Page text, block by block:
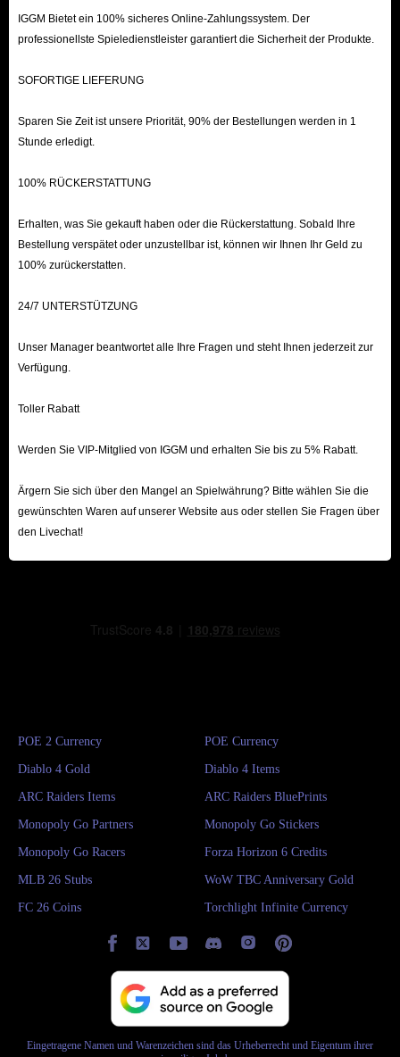
eintauchen möchten, sind diese Accounts die perfekte
Wahl.
Windrose Boosting – Der „Full Carry“-Service:
Deine ultimative Abkürzung
Als Survival-Adventure-Spiel wirkt sich in Windrose jede
deiner Entscheidungen auf deine Überlebenschancen auf
auf deine Ziele hinarbeiten; andernfalls läufst du Gefahr,
dem nächsten Boss zum Opfer zu fallen, der nur darauf
möchtest, in einer endlosen Schleife aus repetitivem
für Windrose-Boosting die ultimative Lösung.
Die Windrose-Boosting-Dienste von IGGM sind darauf
gleich, ob du vor einer scheinbar unüberwindbaren Hürde
ausgerüsteten Charakter und einer kompetenten Crew in
die tiefgründigeren Inhalte des Endspiels eintauchen
14. April 2026 in den Early Access startete. Das Spiel
verbindet nahtlos PvE-Kämpfe, Basisbau und maritime
Erkundungselemente. Die Spieler müssen riesige,
und Quests stecken. Dein Ziel: Stelle deine Crew
zusammen, befehlige dein Schiff und plündere die stillen
Schätze, die auf dich warten!
IGGM Bietet ein 100% sicheres Online-Zahlungssystem. Der
professionellste Spieledienstleister garantiert die Sicherheit der Produkte.
SOFORTIGE LIEFERUNG
Sparen Sie Zeit ist unsere Priorität, 90% der Bestellungen werden in 1
Stunde erledigt.
100% RÜCKERSTATTUNG
Erhalten, was Sie gekauft haben oder die Rückerstattung. Sobald Ihre
Bestellung verspätet oder unzustellbar ist, können wir Ihnen Ihr Geld zu
100% zurückerstatten.
24/7 UNTERSTÜTZUNG
Unser Manager beantwortet alle Ihre Fragen und steht Ihnen jederzeit zur
Verfügung.
Toller Rabatt
Werden Sie VIP-Mitglied von IGGM und erhalten Sie bis zu 5% Rabatt.
Ärgern Sie sich über den Mangel an Spielwährung? Bitte wählen Sie die
gewünschten Waren auf unserer Website aus oder stellen Sie Fragen über
den Livechat!
POE 2 Currency POE Currency
Diablo 4 Gold Diablo 4 Items
ARC Raiders Items ARC Raiders BluePrints
Monopoly Go Partners Monopoly Go Stickers
Monopoly Go Racers Forza Horizon 6 Credits
MLB 26 Stubs WoW TBC Anniversary Gold
FC 26 Coins Torchlight Infinite Currency
Eingetragene Namen und Warenzeichen sind das Urheberrecht und Eigentum ihrer